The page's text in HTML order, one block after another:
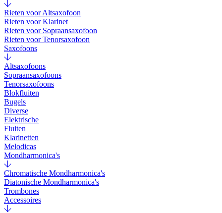
Rieten voor Altsaxofoon
Rieten voor Klarinet
Rieten voor Sopraansaxofoon
Rieten voor Tenorsaxofoon
Saxofoons
Altsaxofoons
Sopraansaxofoons
Tenorsaxofoons
Blokfluiten
Bugels
Diverse
Elektrische
Fluiten
Klarinetten
Melodicas
Mondharmonica's
Chromatische Mondharmonica's
Diatonische Mondharmonica's
Trombones
Accessoires